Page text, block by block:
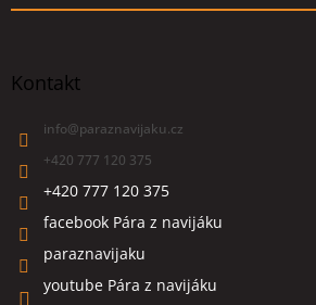
Kontakt
info@paraznavijaku.cz
+420 777 120 375
+420 777 120 375
facebook Pára z navijáku
paraznavijaku
youtube Pára z navijáku